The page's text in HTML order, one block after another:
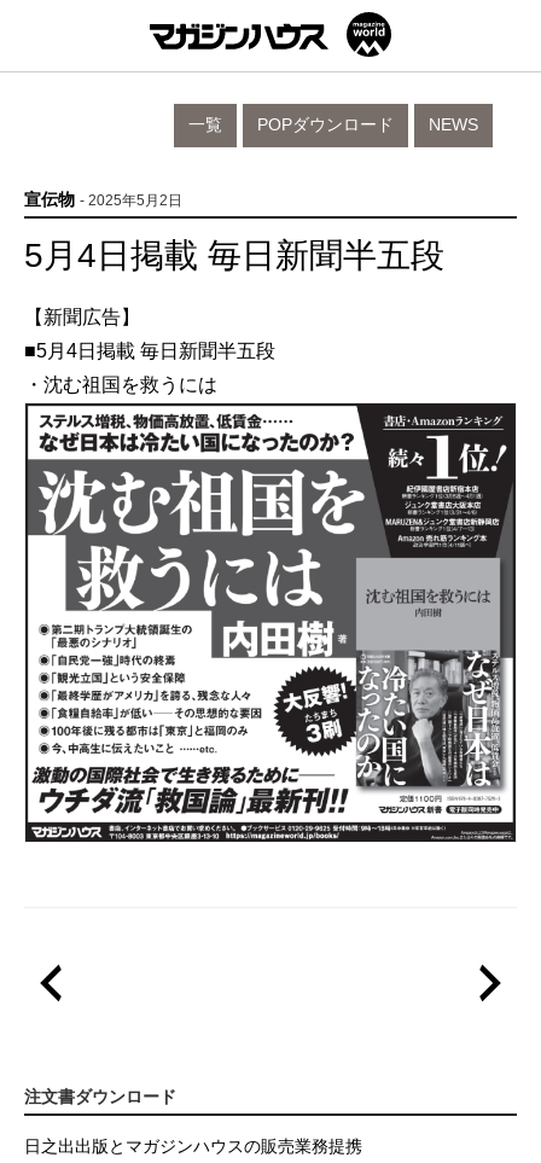
NEWS
POPダウンロード
一覧
宣伝物 - 2025年5月2日
5月4日掲載 毎日新聞半五段
【新聞広告】
■5月4日掲載 毎日新聞半五段
・沈む祖国を救うには
注文書ダウンロード
日之出出版とマガジンハウスの販売業務提携